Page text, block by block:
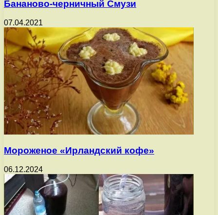
Бананово-черничный Смузи
07.04.2021
Мороженое «Ирландский кофе»
06.12.2024